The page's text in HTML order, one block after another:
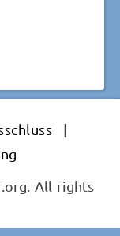
|
All rights